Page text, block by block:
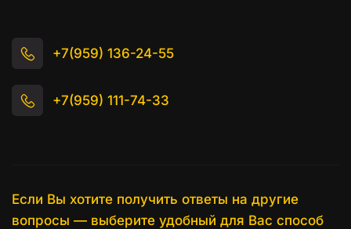
+7(959) 136-24-55
+7(959) 111-74-33
Если Вы хотите получить ответы на другие
вопросы — выберите удобный для Вас способ